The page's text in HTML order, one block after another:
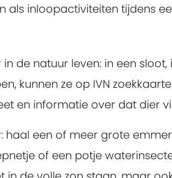
als inloopactiviteiten tijdens
de natuur leven: in een
kunnen ze op IVN
en informatie over dat dier
haal een of meer grote
of een potje